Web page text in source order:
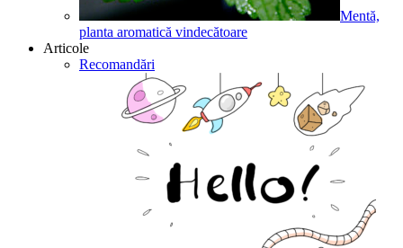
Mentă,
planta aromatică vindecătoare
Articole
Recomandări